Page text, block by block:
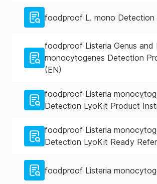
foodproof L. mono Detection
foodproof Listeria Genus and
monocytogenes Detection
(EN)
foodproof Listeria
Detection LyoKit Product
foodproof Listeria
Detection LyoKit Ready
foodproof Listeria